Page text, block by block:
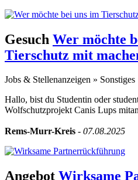
Gesuch Wer möchte
Tierschutz mit
Jobs & Stellenanzeigen » Sonstiges
Hallo, bist du Studentin oder
Wolfschutzprojekt Canis Lups
Rems-Murr-Kreis - 07.08.2025
Angebot Wirksame